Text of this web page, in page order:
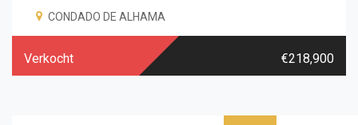
CONDADO DE ALHAMA
Verkocht €218,900